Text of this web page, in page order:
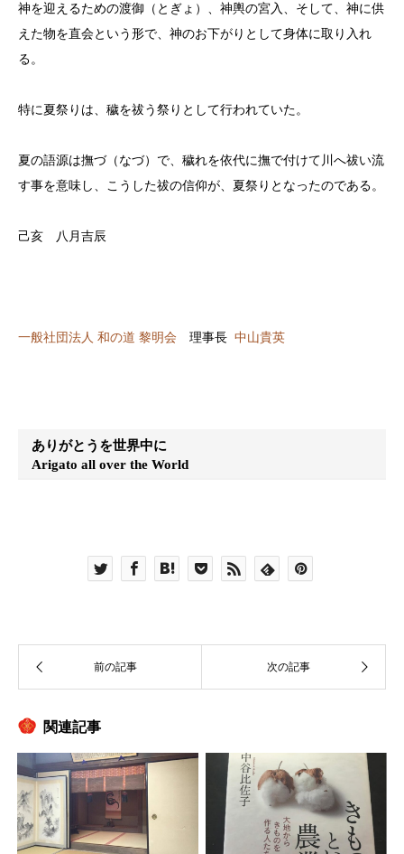
神を迎えるための渡御（とぎょ）、神輿の宮入、そして、神に供
えた物を直会という形で、神のお下がりとして身体に取り入れ
る。
特に夏祭りは、穢を祓う祭りとして行われていた。
夏の語源は撫づ（なづ）で、穢れを依代に撫で付けて川へ祓い流
す事を意味し、こうした祓の信仰が、夏祭りとなったのである。
己亥 八月吉辰
一般社団法人 和の道 黎明会 理事長 中山貴英
ありがとうを世界中に
Arigato all over the World
関連記事